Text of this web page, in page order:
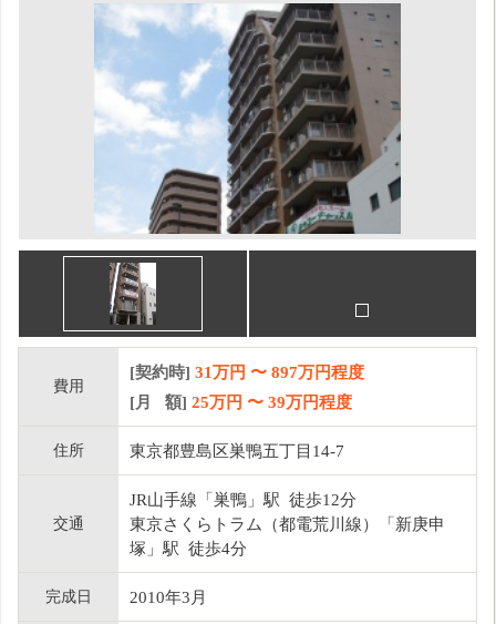
費用
[契約時] 31万円 〜 897万円程度
[月 額] 25万円 〜 39万円程度
住所 東京都豊島区巣鴨五丁目14-7
交通
JR山手線「巣鴨」駅 徒歩12分
東京さくらトラム（都電荒川線）「新庚申
塚」駅 徒歩4分
完成日 2010年3月